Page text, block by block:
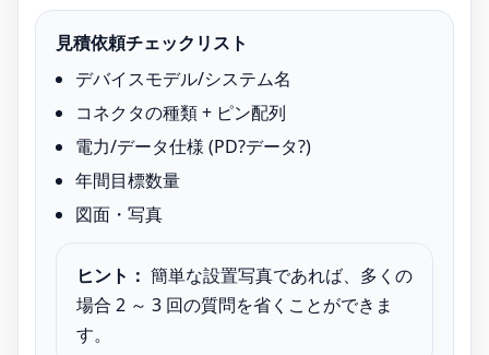
見積依頼チェックリスト
デバイスモデル/システム名
コネクタの種類 + ピン配列
電力/データ仕様 (PD?データ?)
年間目標数量
図面・写真
ヒント： 簡単な設置写真であれば、多くの
場合 2 ～ 3 回の質問を省くことができま
す。